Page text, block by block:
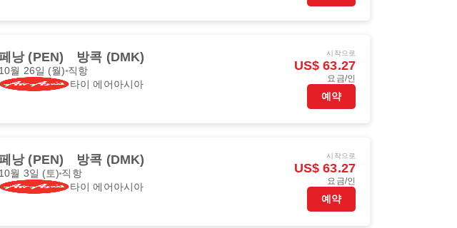
낭 (PEN) 방콕 (DMK)
10월 26일 (월) 직항
타이 에어아시아
시작으로
US$ 63.27
요금/인
예약
낭 (PEN) 방콕 (DMK)
10월 3일 (토) 직항
타이 에어아시아
시작으로
US$ 63.27
요금/인
예약